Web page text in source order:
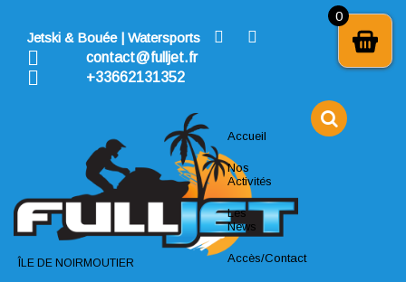
contentJetski & Bouée | Watersports
contact@fulljet.fr
+33662131352
ÎLE DE NOIRMOUTIER
Accueil
Nos
Activités
Les
News
Accès/Contact
0